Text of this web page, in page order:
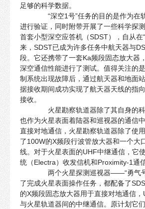
足够的科学数据。
“深空1号”任务的目的是作为在
进行验证，同时附带开展了一些科学探
首套小型深空应答机（SDST），自从在
来，SDST已成为许多任务中航天器与
段。它还携带了一套Ka频段固态放大器
深空通信性能进行了测试。值得关注的
制系统出现故障后，通过航天器和地面
据接收期间成功实现了航天器天线的指
接收。
火星勘察轨道器除了其自身的科
也作为火星表面着陆器和巡视器的通信
直接对地通信，火星勘察轨道器除了使
了100W的X频段行波管放大器和一个大
线。对于火星表面的UHF中继通信，它
统（Electra）收发信机和Proximity-1通
两个火星探测巡视器——“勇气号
了完成火星表面操作任务，都配备了
的X频段固态放大器用于直接对地通信
与火星轨道器间的中继通信。原计划它